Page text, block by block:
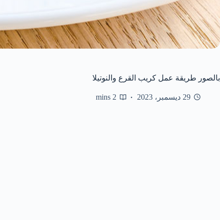
بالصور طريقة عمل كريب القرع والنوتيلا
29 ديسمبر، 2023 2 mins